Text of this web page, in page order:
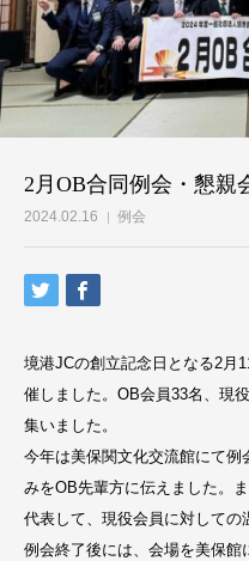
2月OB合同例会・懇親
2024.02.16 例会
境港JCの創立記念日となる2月
催しました。OB会員33名、現
集いました。
今年は美保関文化交流館にて
みをOB先輩方に伝えました。
代表して、現役会員に対しての
例会終了後には、会場を美保館